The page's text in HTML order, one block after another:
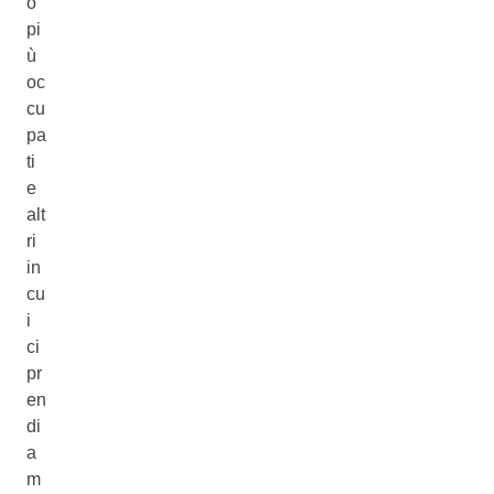
pi
ù
oc
cu
pa
ti
e
alt
ri
in
cu
i
ci
pr
en
di
a
m